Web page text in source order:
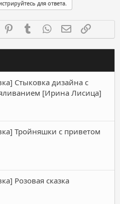
для ответа.
Reddit PinterestTumblr WhatsAppЭлектронная
Стыковка дизайна с
[Ирина Лисица]
Тройняшки с приветом
Розовая сказка